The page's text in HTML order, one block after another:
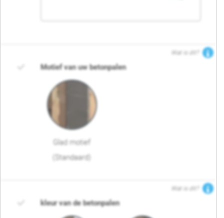
Wat is dit?
Motief van uw betonpalen
Glad motief
(Standaard)
Wat is dit?
kleur van de betonpalen